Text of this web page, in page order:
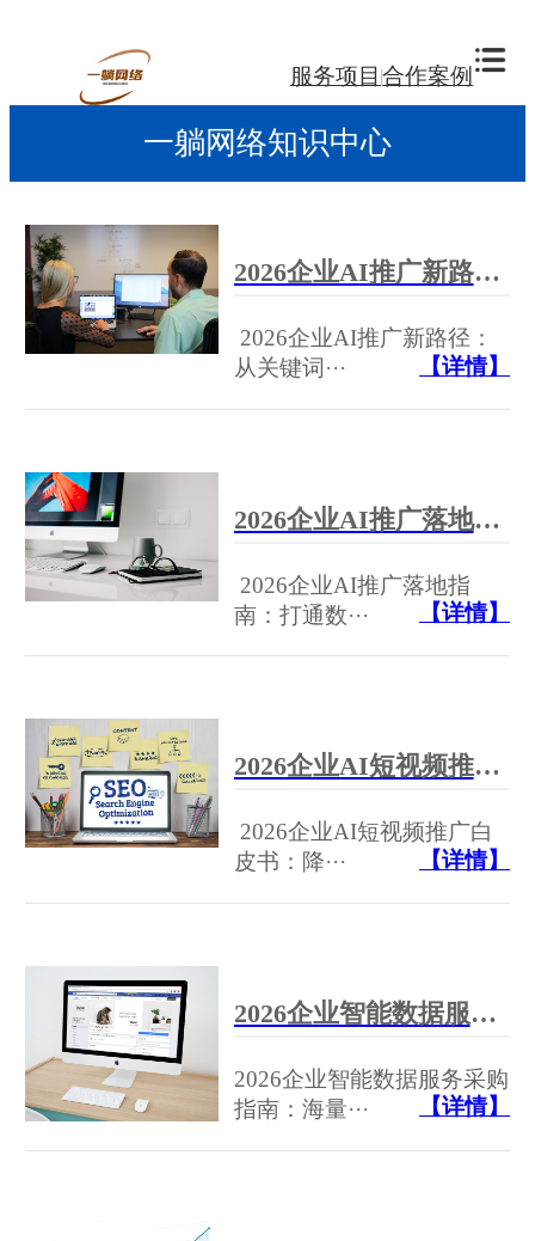
服务项目 合作案例
一躺网络知识中心
2026企业AI推广新路径：从关键词排名到GEO生成式引擎优化的实战策略与优质服务商甄选指南
2026企业AI推广新路径：
从关键词···
【详情】
2026企业AI推广落地指南：打通数据孤岛，实现营销自动化与精准触达
2026企业AI推广落地指
南：打通数···
【详情】
2026企业AI短视频推广白皮书：降本增效成痛点，“AI短视频推广怎么做”才能避免高投入低产出？
2026企业AI短视频推广白
皮书：降···
【详情】
2026企业智能数据服务采购指南：海量数据杂乱无章？一躺科技AI推广智能分析用户画像，自动清洗整合多源标签
2026企业智能数据服务采购
指南：海量···
【详情】